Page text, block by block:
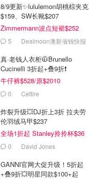
8/9更新✨lululemon胡桃棕夹克
$159、SW长靴$207
Zimmermann波点短裙$252
5 Dealmoon澳新省钱快报
真·老钱人衣柜🧥Brunello
Cucinelli 3折起+叠9折❗️
牛仔裤$528/原$2010
0 Cettire
炸裂升级💥DJ折上3折 拉夫劳
伦羽绒马甲$237
全场1折起 Stanley拎拎杯$36
0 David Jones
GANNI官网大促升级！5折起
+叠9折💥明星同款$100+起